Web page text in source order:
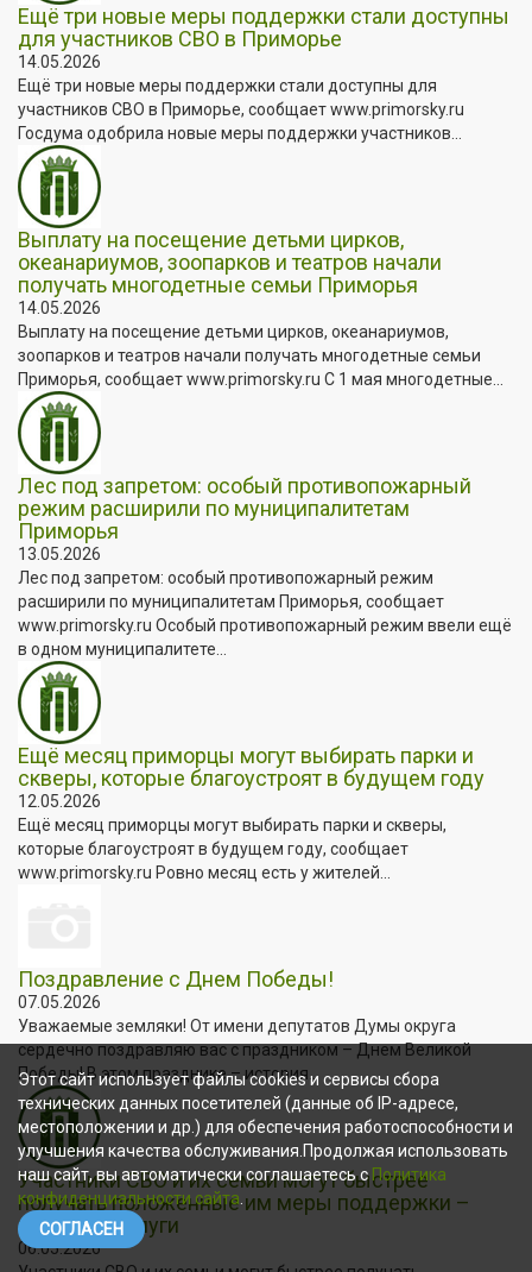
Ещё три новые меры поддержки стали доступны
для участников СВО в Приморье
14.05.2026
Ещё три новые меры поддержки стали доступны для
участников СВО в Приморье, сообщает www.primorsky.ru
Госдума одобрила новые меры поддержки участников...
Выплату на посещение детьми цирков,
океанариумов, зоопарков и театров начали
получать многодетные семьи Приморья
14.05.2026
Выплату на посещение детьми цирков, океанариумов,
зоопарков и театров начали получать многодетные семьи
Приморья, сообщает www.primorsky.ru С 1 мая многодетные...
Лес под запретом: особый противопожарный
режим расширили по муниципалитетам
Приморья
13.05.2026
Лес под запретом: особый противопожарный режим
расширили по муниципалитетам Приморья, сообщает
www.primorsky.ru Особый противопожарный режим ввели ещё
в одном муниципалитете...
Ещё месяц приморцы могут выбирать парки и
скверы, которые благоустроят в будущем году
12.05.2026
Ещё месяц приморцы могут выбирать парки и скверы,
которые благоустроят в будущем году, сообщает
www.primorsky.ru Ровно месяц есть у жителей...
Поздравление с Днем Победы!
07.05.2026
Уважаемые земляки! От имени депутатов Думы округа
сердечно поздравляю вас с праздником – Днем Великой
Победы! В этом празднике – история...
Участники СВО и их семьи могут быстрее
получать положенные им меры поддержки –
через Госуслуги
06.05.2026
Этот сайт использует файлы cookies и сервисы сбора
технических данных посетителей (данные об IP-адресе,
местоположении и др.) для обеспечения работоспособности и
улучшения качества обслуживания.Продолжая использовать
наш сайт, вы автоматически соглашаетесь с Политика
конфиденциальности сайта
СОГЛАСЕН